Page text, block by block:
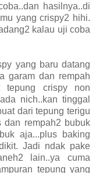
hasilnya..di
yang crispy2 hihi.
kalau uji coba
yang baru datang
garam dan rempah
tepung crispy non
nich..kan tinggal
dari tepung terigu
dan rempah2 bubuk
aja...plus baking
Jadi ndak pake
lain..ya cuma
tepung yang